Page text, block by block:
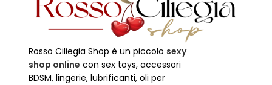
Rosso Ciliegia Shop è un piccolo sexy
shop online con sex toys, accessori
BDSM, lingerie, lubrificanti, oli per